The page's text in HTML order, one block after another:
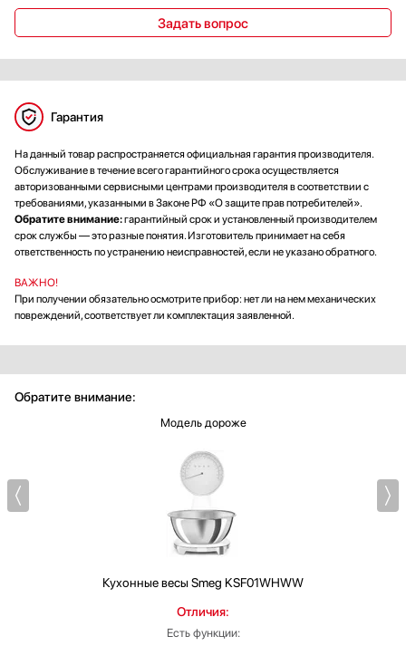
Задать вопрос
Гарантия
На данный товар распространяется официальная гарантия производителя.
Обслуживание в течение всего гарантийного срока осуществляется
авторизованными сервисными центрами производителя в соответствии с
требованиями, указанными в Законе РФ «О защите прав потребителей».
Обратите внимание:гарантийный срок и установленный производителем
срок службы — это разные понятия. Изготовитель принимает на себя
ответственность по устранению неисправностей, если не указано обратного.
ВАЖНО!
При получении обязательно осмотрите прибор: нет ли на нем механических
повреждений, соответствует ли комплектация заявленной.
Обратите внимание:
Модель дороже
Кухонные весы Smeg KSF01WHWW
Отличия:
Есть функции: